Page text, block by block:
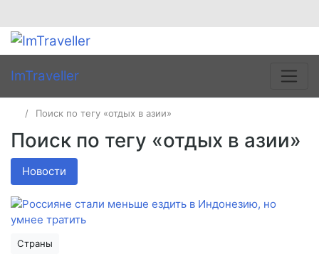
ImTraveller
Поиск по тегу «отдых в азии»
Поиск по тегу «отдых в азии»
Новости
Страны